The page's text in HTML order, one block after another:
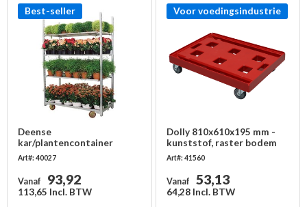
Best-seller
Deense
kar/plantencontainer
1350x565x1900mm
Art#: 40027
Vanaf 93,92
113,65 Incl. BTW
Voor voedingsindustrie
Dolly 810x610x195 mm -
kunststof, raster bodem
Art#: 41560
Vanaf 53,13
64,28 Incl. BTW